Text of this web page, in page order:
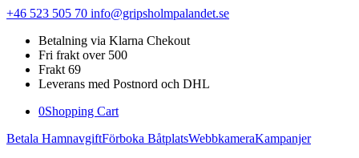
+46 523 505 70 info@gripsholmpalandet.se
Betalning via Klarna Chekout
Fri frakt over 500
Frakt 69
Leverans med Postnord och DHL
0Shopping Cart
Betala HamnavgiftFörboka BåtplatsWebbkameraKampanjer